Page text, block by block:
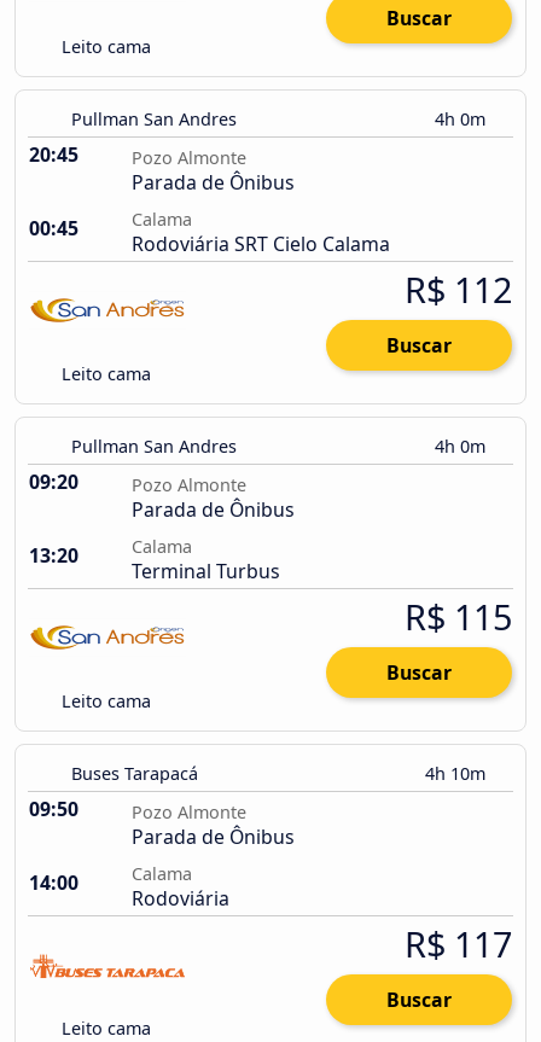
Leito cama
Buscar
Pullman San Andres 4h 0m
20:45 Pozo Almonte
Parada de Ônibus
00:45
Calama
Rodoviária SRT Cielo Calama
Leito cama
R$ 112
Buscar
Pullman San Andres 4h 0m
09:20 Pozo Almonte
Parada de Ônibus
13:20
Calama
Terminal Turbus
Leito cama
R$ 115
Buscar
Buses Tarapacá 4h 10m
09:50 Pozo Almonte
Parada de Ônibus
14:00
Calama
Rodoviária
Leito cama
R$ 117
Buscar